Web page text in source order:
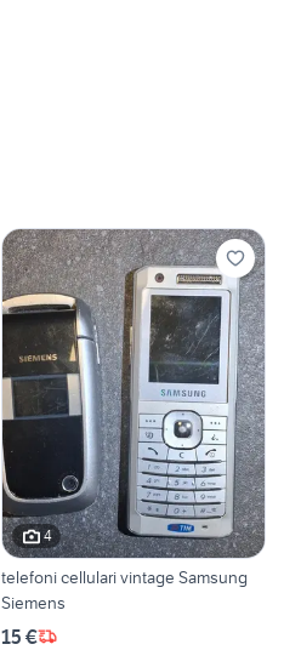
4
telefoni cellulari vintage Samsung
Siemens
15 €